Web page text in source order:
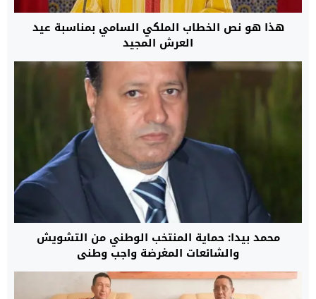
هذا هو نص الخطاب الملكي السامي بمناسبة عيد
العرش المجيد
محمد بيدا: حماية المنتخب الوطني من التشويش
والشائعات المغرضة واجب وطني